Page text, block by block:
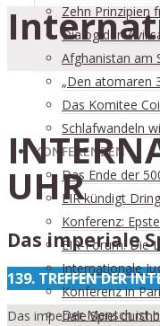
­Zehn Prinzipien
Dialog der
Afghanistan am
„Den atomaren
Das Komitee
Schlafwandeln
KONFERENZEN
Das Ende der
EIR kündigt
Konferenz:
EIR-Forum: Die
Internationale
Konferenz in
Der Mensch ist
UHR
Das imperiale
139. TREFFEN DER
Das imperiale Spiel